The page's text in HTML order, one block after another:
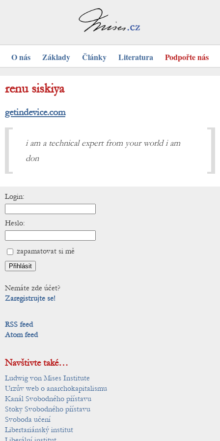
O nás Základy Články Literatura Podpořte nás
renu siskiya
getindevice.com
i am a technical expert from your world i am
don
Login:
Heslo:
zapamatovat si mě
Nemáte zde účet?
Zaregistrujte se!
RSS feed
Atom feed
Navštivte také…
Ludwig von Mises Institute
Urzův web o anarchokapitalismu
Kanál Svobodného přístavu
Stoky Svobodného přístavu
Svoboda učení
Libertariánský institut